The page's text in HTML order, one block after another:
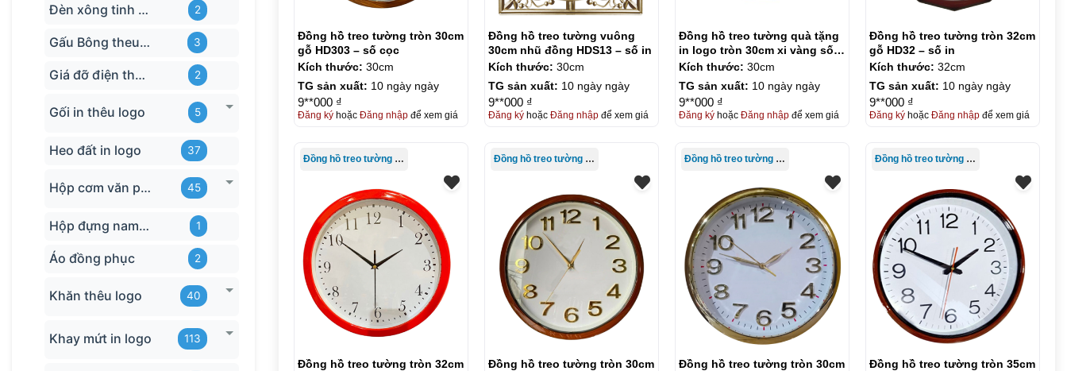
Đèn xông tinh dầu 2
Gấu Bông theu-logo 3
Giá đỡ điện thoại 2
Gối in thêu logo 5
Heo đất in logo 37
Hộp cơm văn phòng 45
Hộp đựng name card 1
Áo đồng phục 2
Khăn thêu logo 40
Khay mứt in logo 113
Đồng hồ treo tường tròn 30cm
gỗ HD303 – số cọc
Kích thước: 30cm
TG sản xuất: 10 ngày ngày
9**000 ₫
Đăng kýhoặc Đăng nhậpđể xem giá
Đồng hồ treo tường vuông
30cm nhũ đồng HDS13 – số in
Kích thước: 30cm
TG sản xuất: 10 ngày ngày
9**000 ₫
Đăng kýhoặc Đăng nhậpđể xem giá
Đồng hồ treo tường quà tặng
in logo tròn 30cm xi vàng số
cọc KQ-DH07
Kích thước: 30cm
TG sản xuất: 10 ngày ngày
9**000 ₫
Đăng kýhoặc Đăng nhậpđể xem giá
Đồng hồ treo tường tròn 32cm
gỗ HD32 – số in
Kích thước: 32cm
TG sản xuất: 10 ngày ngày
9**000 ₫
Đăng kýhoặc Đăng nhậpđể xem giá
Đồng hồ treo tường giá rẻ
Đồng hồ treo tường tròn 32cm
Đồng hồ treo tường giá rẻ
Đồng hồ treo tường tròn 30cm
Đồng hồ treo tường giá rẻ
Đồng hồ treo tường tròn 30cm
Đồng hồ treo tường giá rẻ
Đồng hồ treo tường tròn 35cm